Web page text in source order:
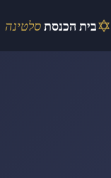
✡בית הכנסתסלטינה